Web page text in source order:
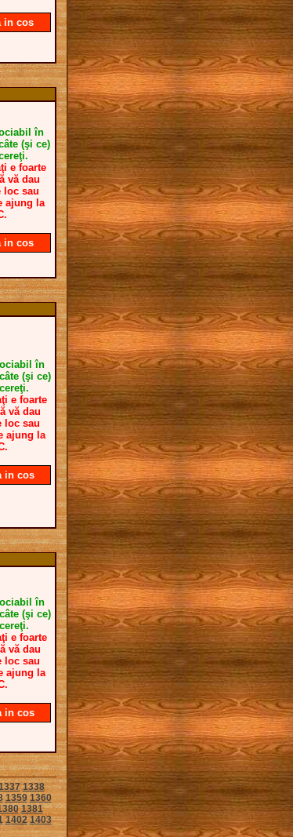
in cos
în
(şi ce)
e foarte
vă dau
loc sau
ajung la
in cos
în
(şi ce)
e foarte
vă dau
loc sau
ajung la
in cos
în
(şi ce)
e foarte
vă dau
loc sau
ajung la
in cos
1338
1359 1360
1381
1402 1403